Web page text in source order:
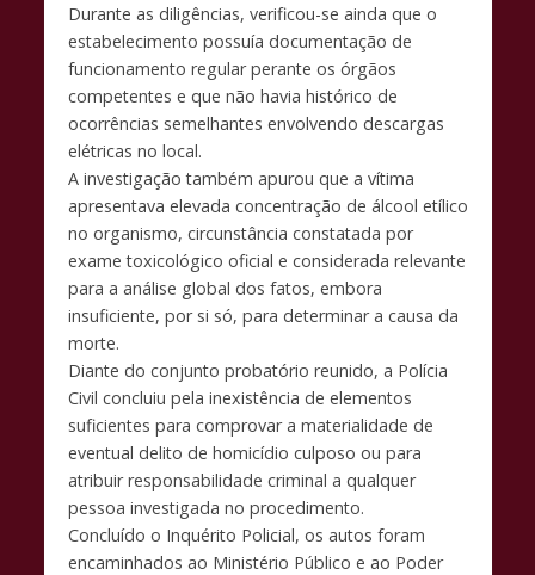
Durante as diligências, verificou-se ainda que o
estabelecimento possuía documentação de
funcionamento regular perante os órgãos
competentes e que não havia histórico de
ocorrências semelhantes envolvendo descargas
elétricas no local.
A investigação também apurou que a vítima
apresentava elevada concentração de álcool etílico
no organismo, circunstância constatada por
exame toxicológico oficial e considerada relevante
para a análise global dos fatos, embora
insuficiente, por si só, para determinar a causa da
morte.
Diante do conjunto probatório reunido, a Polícia
Civil concluiu pela inexistência de elementos
suficientes para comprovar a materialidade de
eventual delito de homicídio culposo ou para
atribuir responsabilidade criminal a qualquer
pessoa investigada no procedimento.
Concluído o Inquérito Policial, os autos foram
encaminhados ao Ministério Público e ao Poder